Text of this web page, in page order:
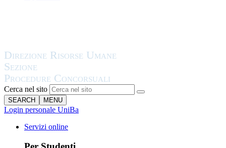
Cerca nel sito
SEARCH MENU
Login personale UniBa
Servizi online